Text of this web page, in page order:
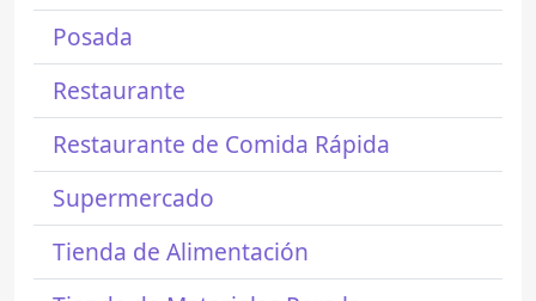
Posada
Restaurante
Restaurante de Comida Rápida
Supermercado
Tienda de Alimentación